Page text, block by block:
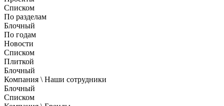
Списком
По разделам
Блочный
По годам
Новости
Списком
Плиткой
Блочный
Компания \ Наши сотрудники
Блочный
Списком